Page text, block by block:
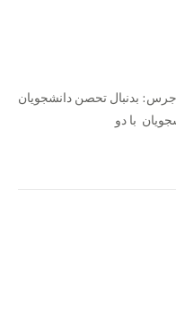
بدنبال تحصن دانشجویان